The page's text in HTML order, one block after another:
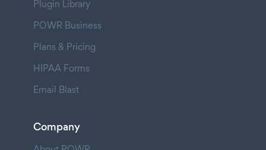
Plugin Library
POWR Business
Plans & Pricing
HIPAA Forms
Email Blast
Company